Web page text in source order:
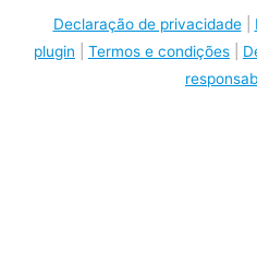
Declaração de privacidade|
plugin
Termos e condições